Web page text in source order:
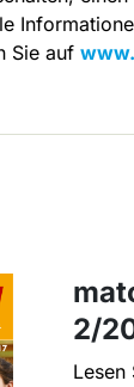
Sie auf
2/
Lesen